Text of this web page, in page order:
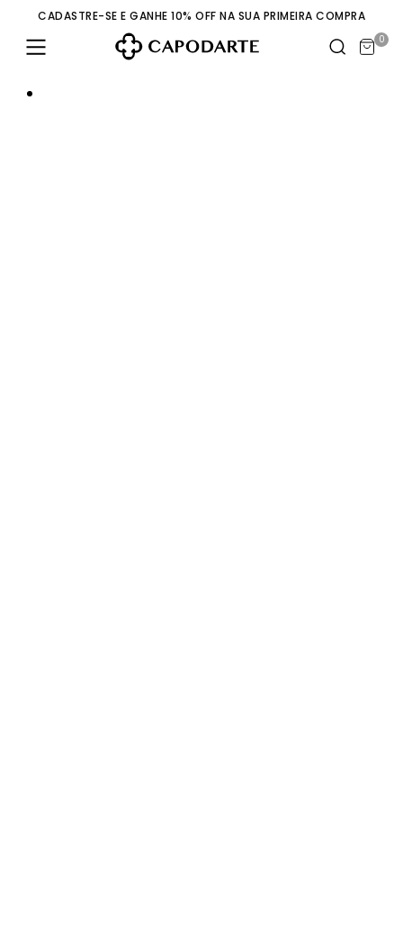
CADASTRE-SE E GANHE 10% OFF NA SUA PRIMEIRA COMPRA
0